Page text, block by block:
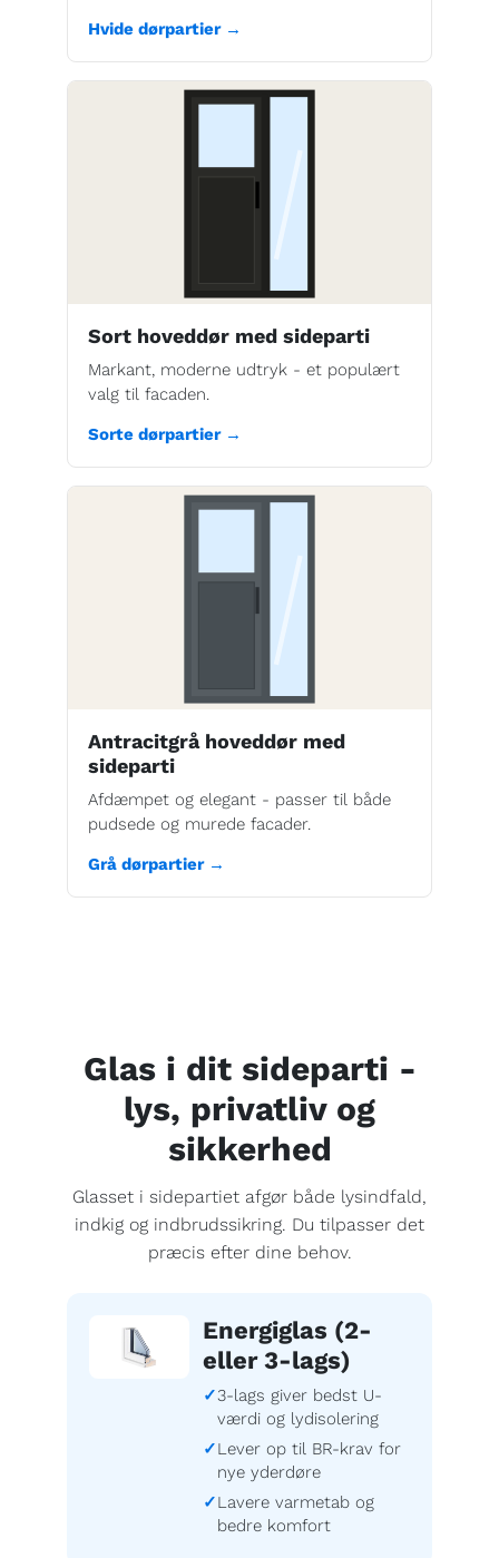
Hvide dørpartier →
Sort hoveddør med sideparti
Markant, moderne udtryk - et populært
valg til facaden.
Sorte dørpartier →
Antracitgrå hoveddør med
sideparti
Afdæmpet og elegant - passer til både
pudsede og murede facader.
Grå dørpartier →
Glas i dit sideparti -
lys, privatliv og
sikkerhed
Glasset i sidepartiet afgør både lysindfald,
indkig og indbrudssikring. Du tilpasser det
præcis efter dine behov.
Energiglas (2-
eller 3-lags)
3-lags giver bedst U-
værdi og lydisolering
Lever op til BR-krav for
nye yderdøre
Lavere varmetab og
bedre komfort